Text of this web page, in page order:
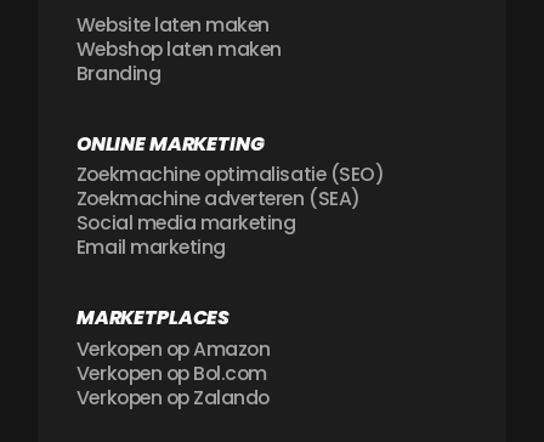
Website laten maken
Webshop laten maken
Branding
ONLINE MARKETING
Zoekmachine optimalisatie (SEO)
Zoekmachine adverteren (SEA)
Social media marketing
Email marketing
MARKETPLACES
Verkopen op Amazon
Verkopen op Bol.com
Verkopen op Zalando